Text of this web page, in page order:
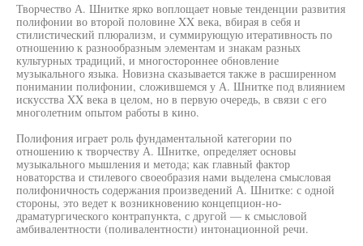
Творчество А. Шнитке ярко воплощает новые тенденции развития
полифонии во второй половине XX века, вбирая в себя и
стилистический плюрализм, и суммирующую итеративность по
отношению к разнообразным элементам и знакам разных
культурных традиций, и многостороннее обновление
музыкального языка. Новизна сказывается также в расширенном
понимании полифонии, сложившемся у А. Шнитке под влиянием
искусства XX века в целом, но в первую очередь, в связи с его
многолетним опытом работы в кино.
Полифония играет роль фундаментальной категории по
отношению к творчеству А. Шнитке, определяет основы
музыкального мышления и метода; как главный фактор
новаторства и стилевого своеобразия нами выделена смысловая
полифоничность содержания произведений А. Шнитке: с одной
стороны, это ведет к возникновению концепцион-но-
драматургического контрапункта, с другой — к смысловой
амбивалентности (поливалентности) интонационной речи.